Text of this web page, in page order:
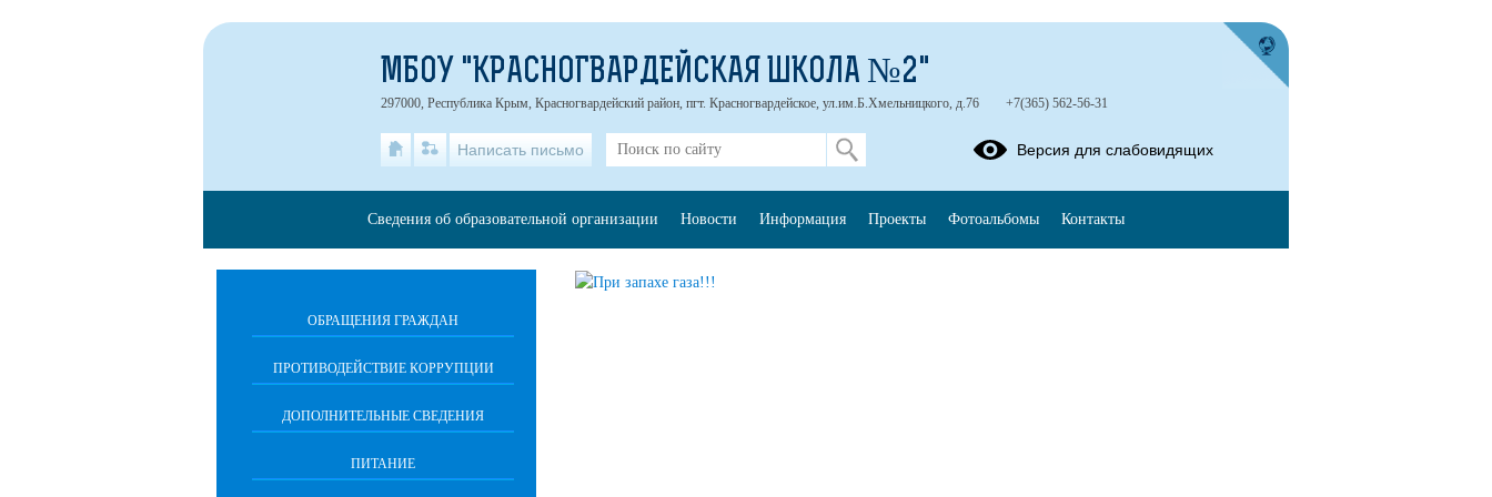
ОБРАЩЕНИЯ ГРАЖДАН
ПРОТИВОДЕЙСТВИЕ КОРРУПЦИИ
ДОПОЛНИТЕЛЬНЫЕ СВЕДЕНИЯ
ПИТАНИЕ
МБОУ "КРАСНОГВАРДЕЙСКАЯ ШКОЛА №2"
297000, Республика Крым, Красногвардейский район, пгт. Красногвардейское, ул.им.Б.Хмельницкого, д.76 +7(365) 562-56-31
Написать письмо Версия для слабовидящих
Сведения об образовательной организации Новости Информация Проекты Фотоальбомы Контакты